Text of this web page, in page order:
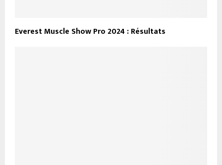
Everest Muscle Show Pro 2024 : Résultats